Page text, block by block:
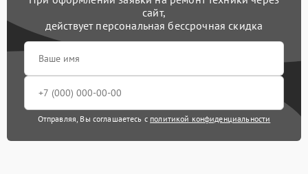
сайт,
действует персональная бессрочная скидка
Отправляя, Вы соглашаетесь с политикой конфиденциальности